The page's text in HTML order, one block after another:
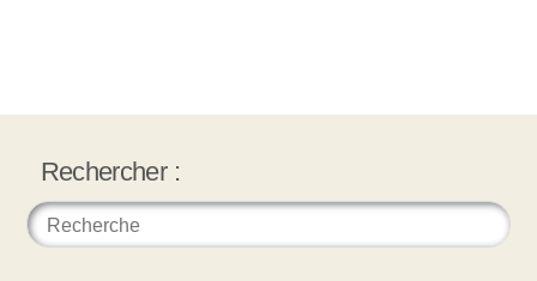
Rechercher :